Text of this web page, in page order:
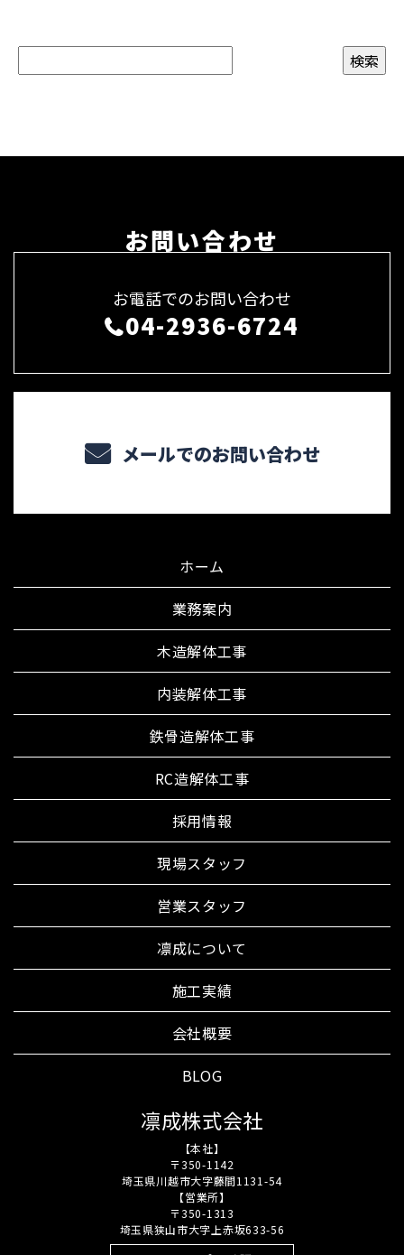
お問い合わせ
お電話でのお問い合わせ
04-2936-6724
メールでのお問い合わせ
ホーム
業務案内
木造解体工事
内装解体工事
鉄骨造解体工事
RC造解体工事
採用情報
現場スタッフ
営業スタッフ
凛成について
施工実績
会社概要
BLOG
凛成株式会社
【本社】
〒350-1142
埼玉県川越市大字藤間1131-54
【営業所】
〒350-1313
埼玉県狭山市大字上赤坂633-56